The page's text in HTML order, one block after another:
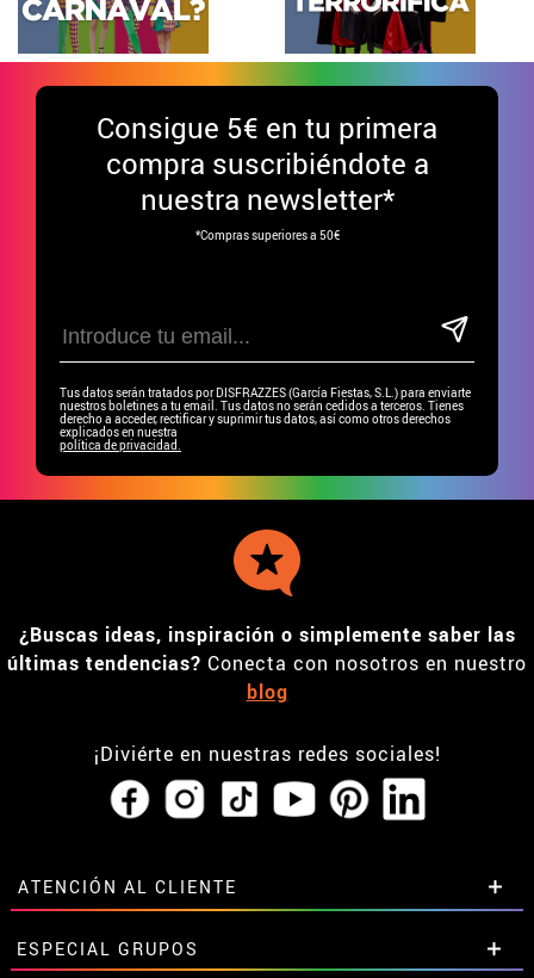
Consigue 5€ en tu primera
compra suscribiéndote a
nuestra newsletter*
*Compras superiores a 50€
Tus datos serán tratados por DISFRAZZES (García Fiestas, S.L.) para enviarte
nuestros boletines a tu email. Tus datos no serán cedidos a terceros. Tienes
derecho a acceder, rectificar y suprimir tus datos, así como otros derechos
explicados en nuestra
política de privacidad.
¿Buscas ideas, inspiración o simplemente saber las
últimas tendencias? Conecta con nosotros en nuestro
blog
¡Diviérte en nuestras redes sociales!
ATENCIÓN AL CLIENTE
• Horario tienda IBI
ESPECIAL GRUPOS